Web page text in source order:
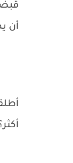
أن